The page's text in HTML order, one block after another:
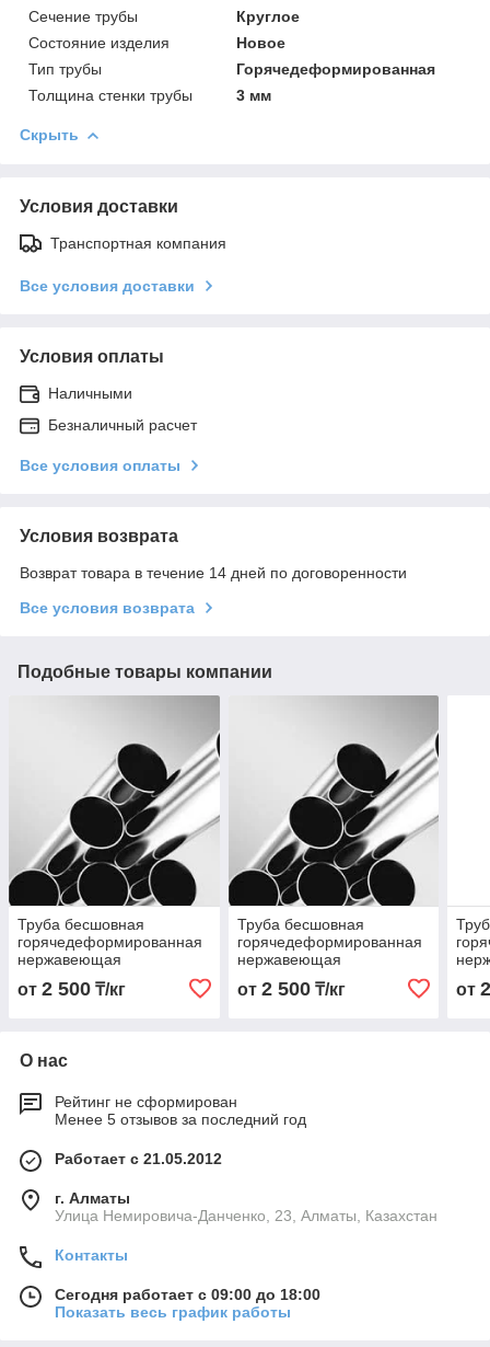
Сечение трубы
Круглое
Состояние изделия
Новое
Тип трубы
Горячедеформированная
Толщина стенки трубы
3 мм
Скрыть
Условия доставки
Транспортная компания
Все условия доставки
Условия оплаты
Наличными
Безналичный расчет
Все условия оплаты
Условия возврата
Возврат товара в течение 14 дней по договоренности
Все условия возврата
Подобные товары компании
Труба бесшовная
горячедеформированная
нержавеющая
45х3,0х6000 Марка AISI
316 Ti
от 2 500 ₸/кг
Труба бесшовная
горячедеформированная
нержавеющая
38х3,0х6000 Марка AISI
316 Ti
от 2 500₸/кг
316
от
О нас
Рейтинг не сформирован
Менее 5 отзывов за последний год
Работает с 21.05.2012
г. Алматы
Улица Немировича-Данченко, 23, Алматы, Казахстан
Контакты
Сегодня работает с 09:00 до 18:00
Показать весь график работы